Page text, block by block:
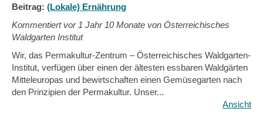
Beitrag: (Lokale) Ernährung
Kommentiert vor 1 Jahr 10 Monate von Österreichisches
Waldgarten Institut
Wir, das Permakultur-Zentrum – Österreichisches Waldgarten-
Institut, verfügen über einen der ältesten essbaren Waldgärten
Mitteleuropas und bewirtschaften einen Gemüsegarten nach
den Prinzipien der Permakultur. Unser...
Ansicht